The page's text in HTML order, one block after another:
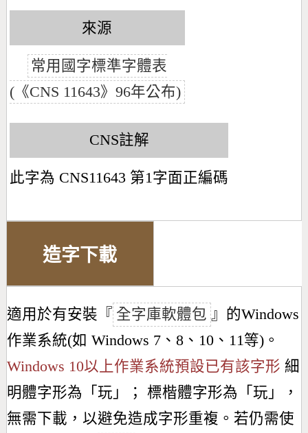
來源
常用國字標準字體表
(《CNS 11643》96年公布)
CNS註解
此字為 CNS11643 第1字面正編碼
造字下載
適用於有安裝『 全字庫軟體包 』的Windows
作業系統(如 Windows 7、8、10、11等)。
Windows 10以上作業系統預設已有該字形 細
明體字形為「 玩 」； 標楷體字形為「 玩 」，
無需下載，以避免造成字形重複。若仍需使